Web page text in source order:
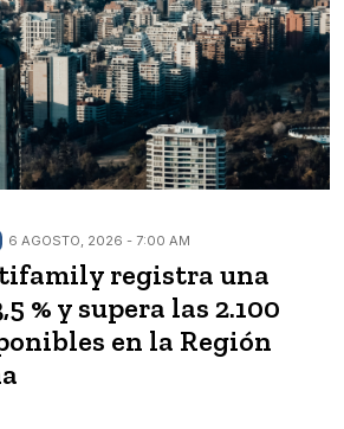
6 AGOSTO, 2026 - 7:00 AM
registra una
% y supera las 2.100
en la Región